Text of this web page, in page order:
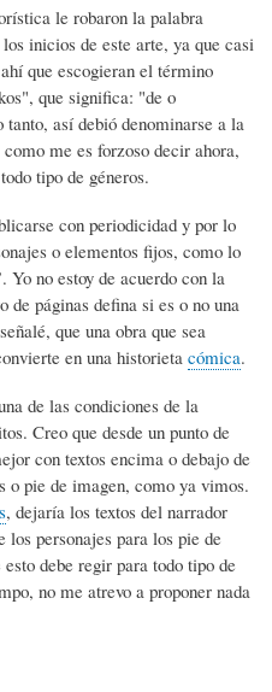
le robaron la palabra
inicios de este arte, ya que casi
que escogieran el término
que significa: "de o
tanto, así debió denominarse a la
me es forzoso decir ahora,
tipo de géneros.
con periodicidad y por lo
o elementos fijos, como lo
Yo no estoy de acuerdo con la
páginas defina si es o no una
que una obra que sea
en una historieta cómica.
de las condiciones de la
Creo que desde un punto de
con textos encima o debajo de
o pie de imagen, como ya vimos.
, dejaría los textos del narrador
personajes para los pie de
debe regir para todo tipo de
no me atrevo a proponer nada